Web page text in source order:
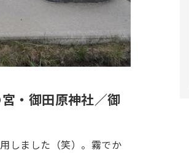
・御田原神社／御
しました（笑）。霧でか